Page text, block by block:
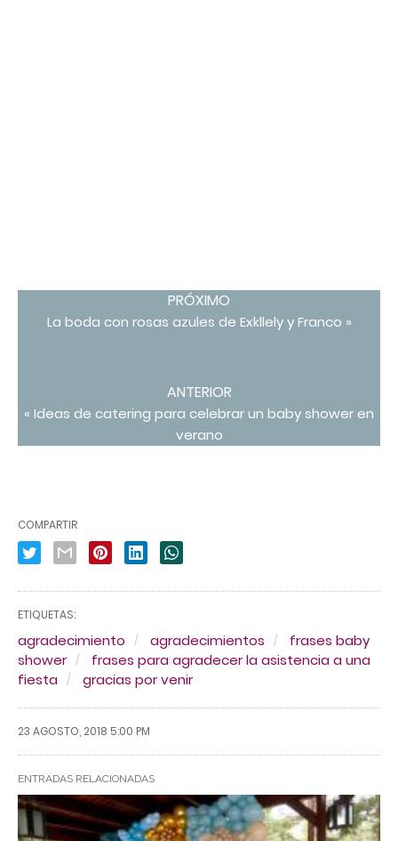
PRÓXIMO
La boda con rosas azules de Exkllely y Franco »
ANTERIOR
« Ideas de catering para celebrar un baby shower en
verano
COMPARTIR
ETIQUETAS:
agradecimiento agradecimientos
frases baby
shower
frases para agradecer la asistencia a una
fiesta
gracias por venir
23 AGOSTO, 2018 5:00 PM
ENTRADAS RELACIONADAS